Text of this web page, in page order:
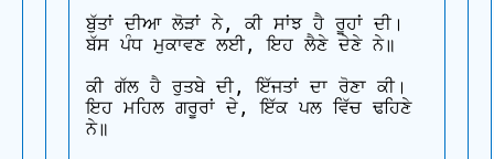
ਬੁੱਤਾਂ ਦੀਆ ਲੋੜਾਂ ਨੇ, ਕੀ ਸਾਂਝ ਹੈ ਰੂਹਾਂ ਦੀ।
ਬੱਸ ਪੰਧ ਮੁਕਾਵਣ ਲਈ, ਇਹ ਲੈਣੇ ਦੇਣੇ ਨੇ॥
ਕੀ ਗੱਲ ਹੈ ਰੁਤਬੇ ਦੀ, ਇੱਜਤਾਂ ਦਾ ਰੋਣਾ ਕੀ।
ਇਹ ਮਹਿਲ ਗਰੂਰਾਂ ਦੇ, ਇੱਕ ਪਲ ਵਿੱਚ ਢਹਿਣੇ
ਨੇ॥